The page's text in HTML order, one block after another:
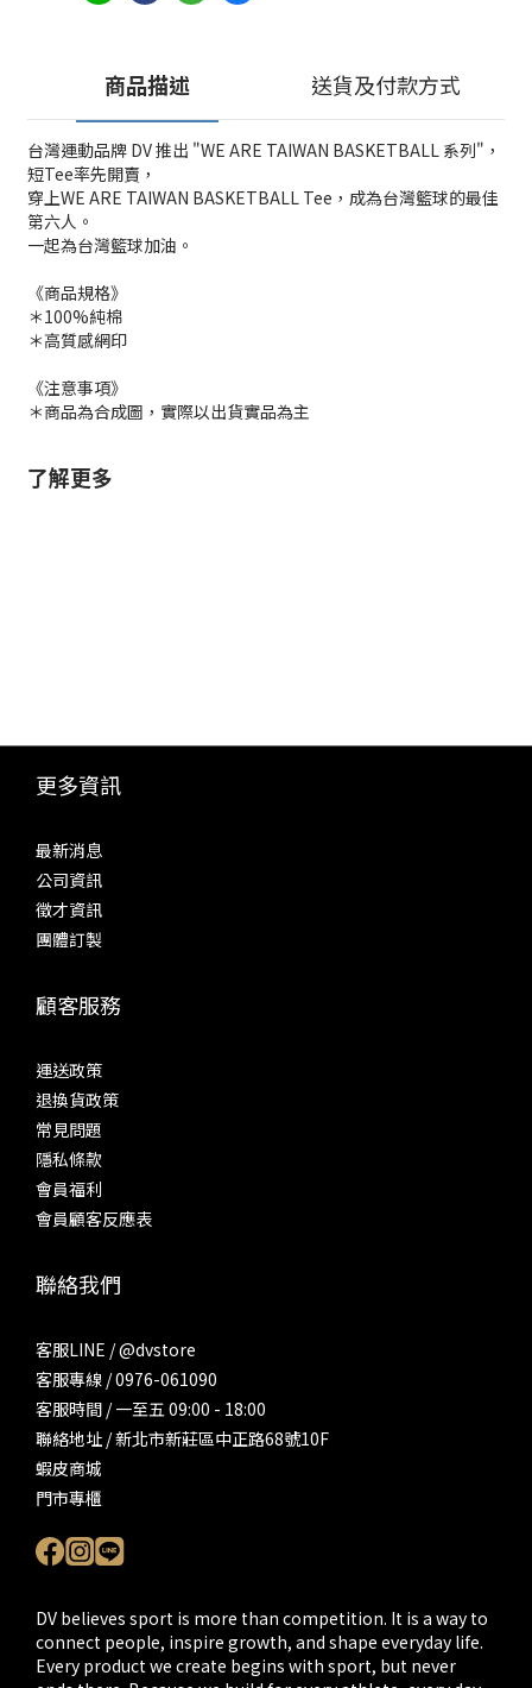
商品描述 送貨及付款方式
台灣運動品牌 DV 推出 "WE ARE TAIWAN BASKETBALL 系列"，
短Tee率先開賣，
穿上WE ARE TAIWAN BASKETBALL Tee，成為台灣籃球的最佳
第六人。
一起為台灣籃球加油。
《商品規格》
＊100%純棉
＊高質感網印
《注意事項》
＊商品為合成圖，實際以出貨實品為主
了解更多
更多資訊
最新消息
公司資訊
徵才資訊
團體訂製
顧客服務
運送政策
退換貨政策
常見問題
隱私條款
會員福利
會員顧客反應表
聯絡我們
客服LINE / @dvstore
客服專線 / 0976-061090
客服時間 / 一至五 09:00 - 18:00
聯絡地址 / 新北市新莊區中正路68號10F
蝦皮商城
門市專櫃
DV believes sport is more than competition. It is a way to
connect people, inspire growth, and shape everyday life.
Every product we create begins with sport, but never